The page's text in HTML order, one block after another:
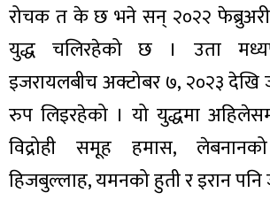
रोचक त के छ भने सन् २०२२ फेब्रुअरी
युद्ध चलिरहेको छ । उता
इजरायलबीच अक्टोबर ७, २०२३ देखि
रुप लिइरहेको । यो युद्धमा
विद्रोही समूह हमास,
हिजबुल्लाह, यमनको हुती र इरान पनि